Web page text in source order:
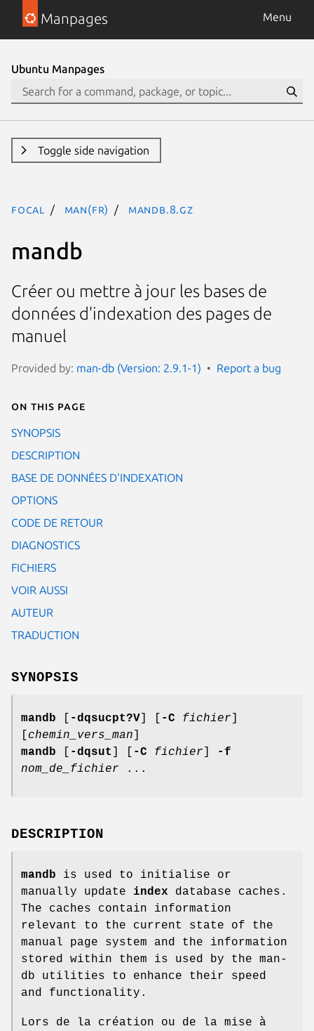
Manpages Menu
Ubuntu Manpages
Toggle side navigation
focal man(fr) mandb.8.gz
mandb
Créer ou mettre à jour les bases de
données d'indexation des pages de
manuel
Provided by: man-db (Version: 2.9.1-1) Report a bug
On this page
SYNOPSIS
DESCRIPTION
BASE DE DONNÉES D'INDEXATION
OPTIONS
CODE DE RETOUR
DIAGNOSTICS
FICHIERS
VOIR AUSSI
AUTEUR
TRADUCTION
SYNOPSIS
mandb -dqsucpt?V -C fichier
chemin_vers_man
mandb
-dqsut -C fichier
-f
nom_de_fichier ...
DESCRIPTION
mandb is used to initialise or
manually update index database caches.
The caches contain information
relevant to the current state of the
manual page system and the information
stored within them is used by the man-
db utilities to enhance their speed
and functionality.
Lors de la création ou de la mise à